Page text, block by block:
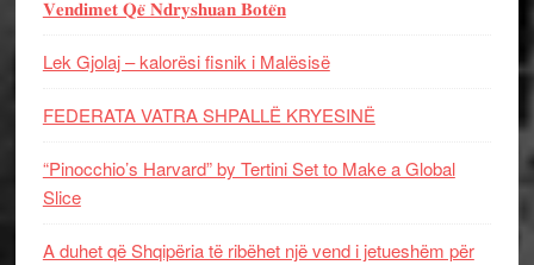
𝐕𝐞𝐧𝐝𝐢𝐦𝐞𝐭 𝐐𝐞̈ 𝐍𝐝𝐫𝐲𝐬𝐡𝐮𝐚𝐧 𝐁𝐨𝐭𝐞̈𝐧
Lek Gjolaj – kalorësi fisnik i Malësisë
FEDERATA VATRA SHPALLË KRYESINË
“Pinocchio’s Harvard” by Tertini Set to Make a Global
Slice
A duhet që Shqipëria të ribëhet një vend i jetueshëm për